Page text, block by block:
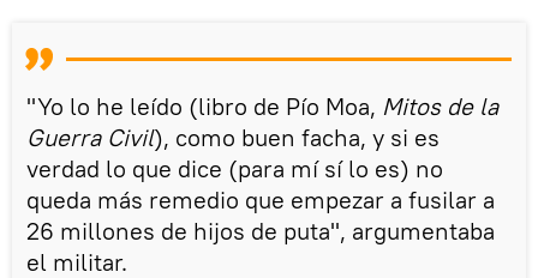
"Yo lo he leído (libro de Pío Moa, Mitos de la
Guerra Civil), como buen facha, y si es
verdad lo que dice (para mí sí lo es) no
queda más remedio que empezar a fusilar a
26 millones de hijos de puta", argumentaba
el militar.